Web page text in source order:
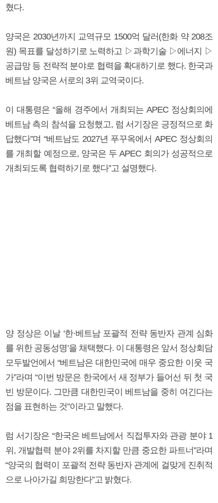
혔다.
양국은 2030년까지 교역규모 1500억 달러(한화 약 208조
원) 목표를 달성하기로 노력하고 ▷과학기술 ▷에너지 ▷
공급망 등 전략적 분야로 협력을 확대하기로 했다. 한국과
베트남 양국은 서로의 3위 교역국이다.
이 대통령은 “올해 경주에서 개최되는 APEC 정상회의에
베트남 측의 참석을 요청했고, 럼 서기장은 긍정적으로 화
답했다”며 “베트남도 2027년 푸꾸옥에서 APEC 정상회의
를 개최할 예정으로, 양국은 두 APEC 회의가 성공적으로
개최되도록 협력하기로 했다”고 설명했다.
양 정상은 이날 ‘한·베트남 포괄적 전략 동반자 관계 심화
를 위한 공동성명’을 채택했다. 이 대통령은 앞서 정상회담
모두발언에서 “베트남은 대한민국에 매우 중요한 이웃 국
가”라며 “이번 방문은 한국에서 새 정부가 들어선 뒤 첫 국
빈 방문이다. 그만큼 대한민국이 베트남을 중히 여긴다는
점을 표현하는 것”이라고 말했다.
럼 서기장은 “한국은 베트남에서 직접투자와 관광 분야 1
위, 개발협력 분야 2위를 차지할 만큼 중요한 파트너”라며
“양국의 협력이 포괄적 전략 동반자 관계에 걸맞게 진취적
으로 나아가길 희망한다”고 밝혔다.